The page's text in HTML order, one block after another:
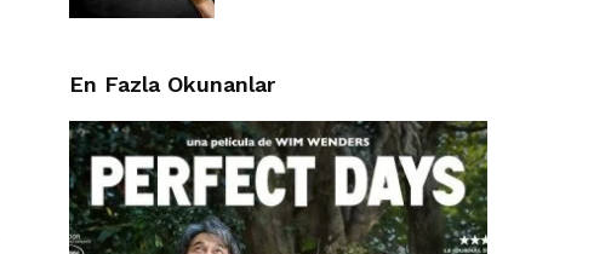
En Fazla Okunanlar